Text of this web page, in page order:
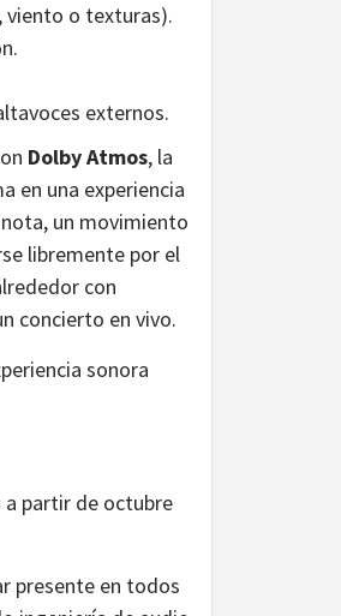
viento o texturas).
externos.
Dolby Atmos, la
en una experiencia
un movimiento
libremente por el
con
concierto en vivo.
sonora
a partir de octubre
presente en todos